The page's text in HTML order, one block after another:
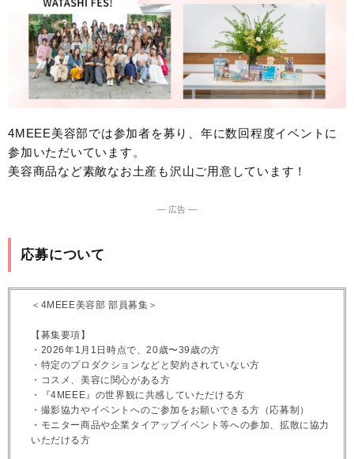
4MEEE美容部では参加者を募り、年に数回程度イベントに
参加いただいています。
美容商品など素敵なお土産も沢山ご用意しています！
― 広告 ―
応募について
＜4MEEE美容部 部員募集＞
【募集要項】
・2026年1月1日時点で、20歳〜39歳の方
・特定のプロダクションなどと契約されていない方
・コスメ、美容に関心がある方
・『4MEEE』の世界観に共感していただける方
・撮影協力やイベントへのご参加をお願いできる方（応募制）
・モニター商品や企業タイアップイベント等への参加、拡散に協力
いただける方